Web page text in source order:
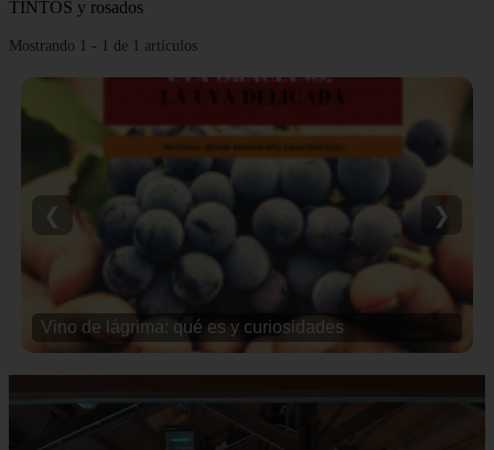
TINTOS y rosados
Mostrando 1 - 1 de 1 artículos
Vino de lágrima: qué es y curiosidades
❮ ❯